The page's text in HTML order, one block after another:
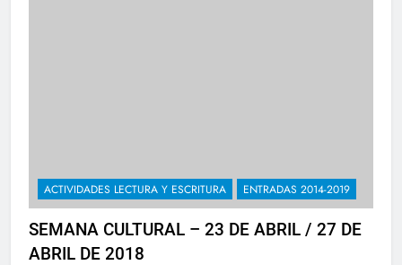
ACTIVIDADES LECTURA Y ESCRITURA ENTRADAS 2014-2019
SEMANA CULTURAL – 23 DE ABRIL / 27 DE
ABRIL DE 2018